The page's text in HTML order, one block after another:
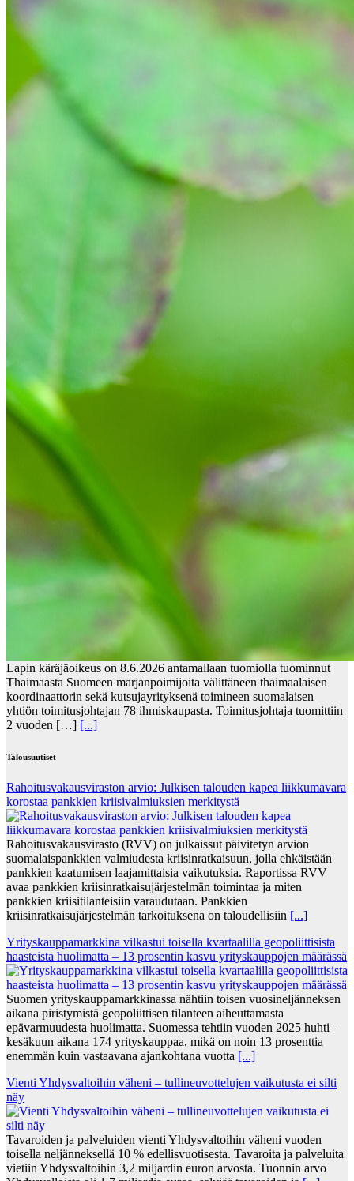
Lapin käräjäoikeus on 8.6.2026 antamallaan tuomiolla tuominnut
Thaimaasta Suomeen marjanpoimijoita välittäneen thaimaalaisen
koordinaattorin sekä kutsujayrityksenä toimineen suomalaisen
yhtiön toimitusjohtajan 78 ihmiskaupasta. Toimitusjohtaja tuomittiin
2 vuoden […] [...]
Talousuutiset
Rahoitusvakausviraston arvio: Julkisen talouden kapea liikkumavara
korostaa pankkien kriisivalmiuksien merkitystä
Rahoitusvakausvirasto (RVV) on julkaissut päivitetyn arvion
suomalaispankkien valmiudesta kriisinratkaisuun, jolla ehkäistään
pankkien kaatumisen laajamittaisia vaikutuksia. Raportissa RVV
avaa pankkien kriisinratkaisujärjestelmän toimintaa ja miten
pankkien kriisitilanteisiin varaudutaan. Pankkien
kriisinratkaisujärjestelmän tarkoituksena on taloudellisiin [...]
Yrityskauppamarkkina vilkastui toisella kvartaalilla geopoliittisista
haasteista huolimatta – 13 prosentin kasvu yrityskauppojen määrässä
Suomen yrityskauppamarkkinassa nähtiin toisen vuosineljänneksen
aikana piristymistä geopoliittisen tilanteen aiheuttamasta
epävarmuudesta huolimatta. Suomessa tehtiin vuoden 2025 huhti–
kesäkuun aikana 174 yrityskauppaa, mikä on noin 13 prosenttia
enemmän kuin vastaavana ajankohtana vuotta [...]
Vienti Yhdysvaltoihin väheni – tullineuvottelujen vaikutusta ei silti
näy
Tavaroiden ja palveluiden vienti Yhdysvaltoihin väheni vuoden
toisella neljänneksellä 10 % edellisvuotisesta. Tavaroita ja palveluita
vietiin Yhdysvaltoihin 3,2 miljardin euron arvosta. Tuonnin arvo